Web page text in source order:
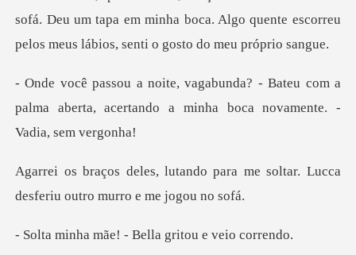
sofá. Deu um tapa em
Bateu com a
palma aberta, acertando a min
o para me soltar. Lucca
desferi
e! - Bella grito